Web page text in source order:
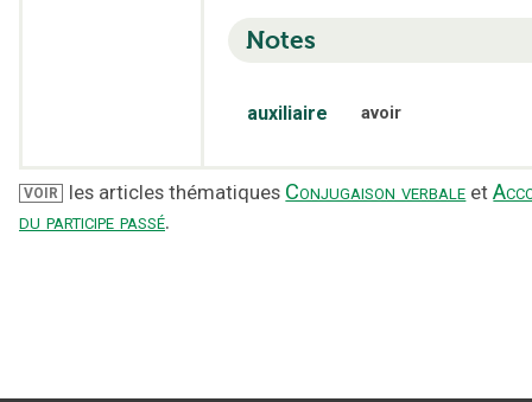
Notes
auxiliaire avoir
VOIR les articles thématiques Conjugaison verbale et
du participe passé.